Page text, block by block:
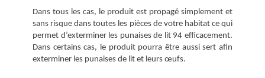
Dans tous les cas, le produit est propagé simplement et
sans risque dans toutes les pièces de votre habitat ce qui
permet d’exterminer les punaises de lit 94 efficacement.
Dans certains cas, le produit pourra être aussi sert afin
exterminer les punaises de lit et leurs œufs.